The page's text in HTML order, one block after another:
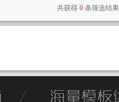
共获得 0 条筛选结果